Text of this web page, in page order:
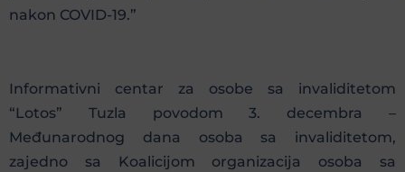
nakon COVID-19.”
Informativni centar za osobe sa invaliditetom
“Lotos” Tuzla povodom 3. decembra –
Međunarodnog dana osoba sa invaliditetom,
zajedno sa Koalicijom organizacija osoba sa